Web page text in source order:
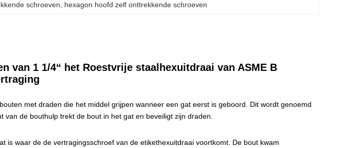
schroeven hexagon hoofd zelf onttrekkende schroeven
van 1 1/4“ het Roestvrije staalhexuitdraai van ASME B
met draden die het middel grijpen wanneer een gat eerst is geboord. Dit wordt genoemd
de bouthulp trekt de bout in het gat en beveiligt zijn draden.
is waar de de vertragingsschroef van de etikethexuitdraai voortkomt. De bout kwam